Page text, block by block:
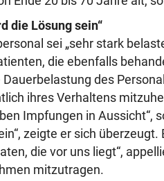
die Lösung sein“
sei „sehr stark
die ebenfalls
des
ihres Verhaltens
Impfungen in Aussicht“,
zeigte er sich überzeugt.
die vor uns liegt“,
mitzutragen.